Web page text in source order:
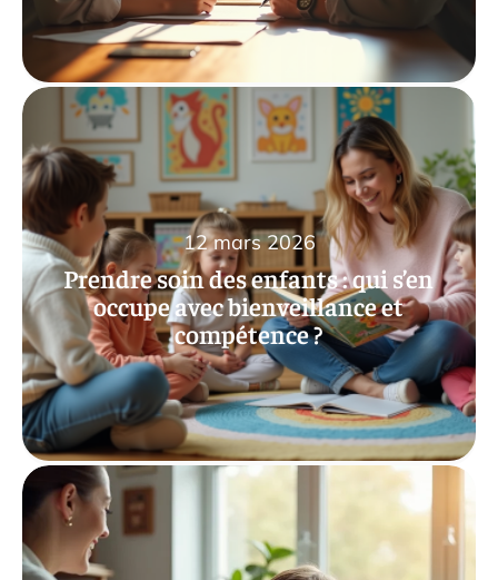
Prendre soin des enfants : qui s’en
occupe avec bienveillance et
compétence ?
12 mars 2026